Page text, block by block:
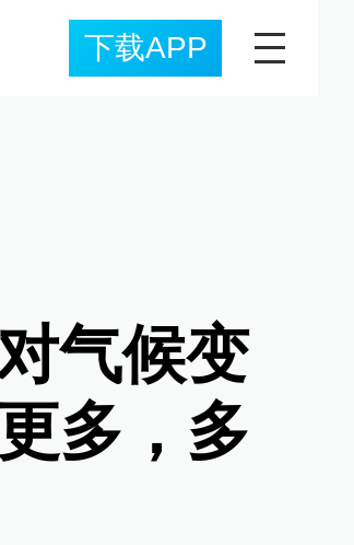
下载APP
气候变
多，多